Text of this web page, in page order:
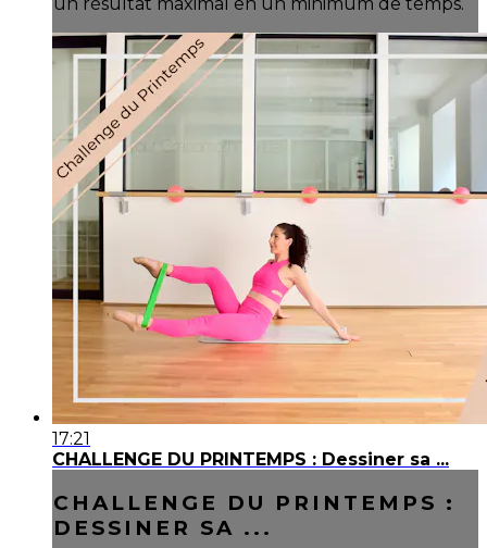
17:21
CHALLENGE DU PRINTEMPS : Dessiner sa ...
CHALLENGE DU PRINTEMPS :
DESSINER SA ...